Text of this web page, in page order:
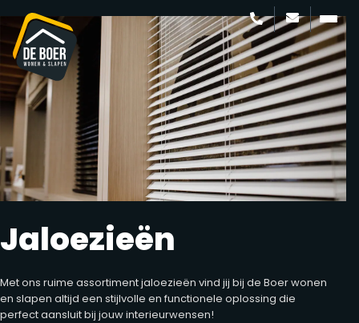
Jaloezieën
Met ons ruime assortiment jaloezieën vind jij bij de Boer wonen
en slapen altijd een stijlvolle en functionele oplossing die
perfect aansluit bij jouw interieurwensen!